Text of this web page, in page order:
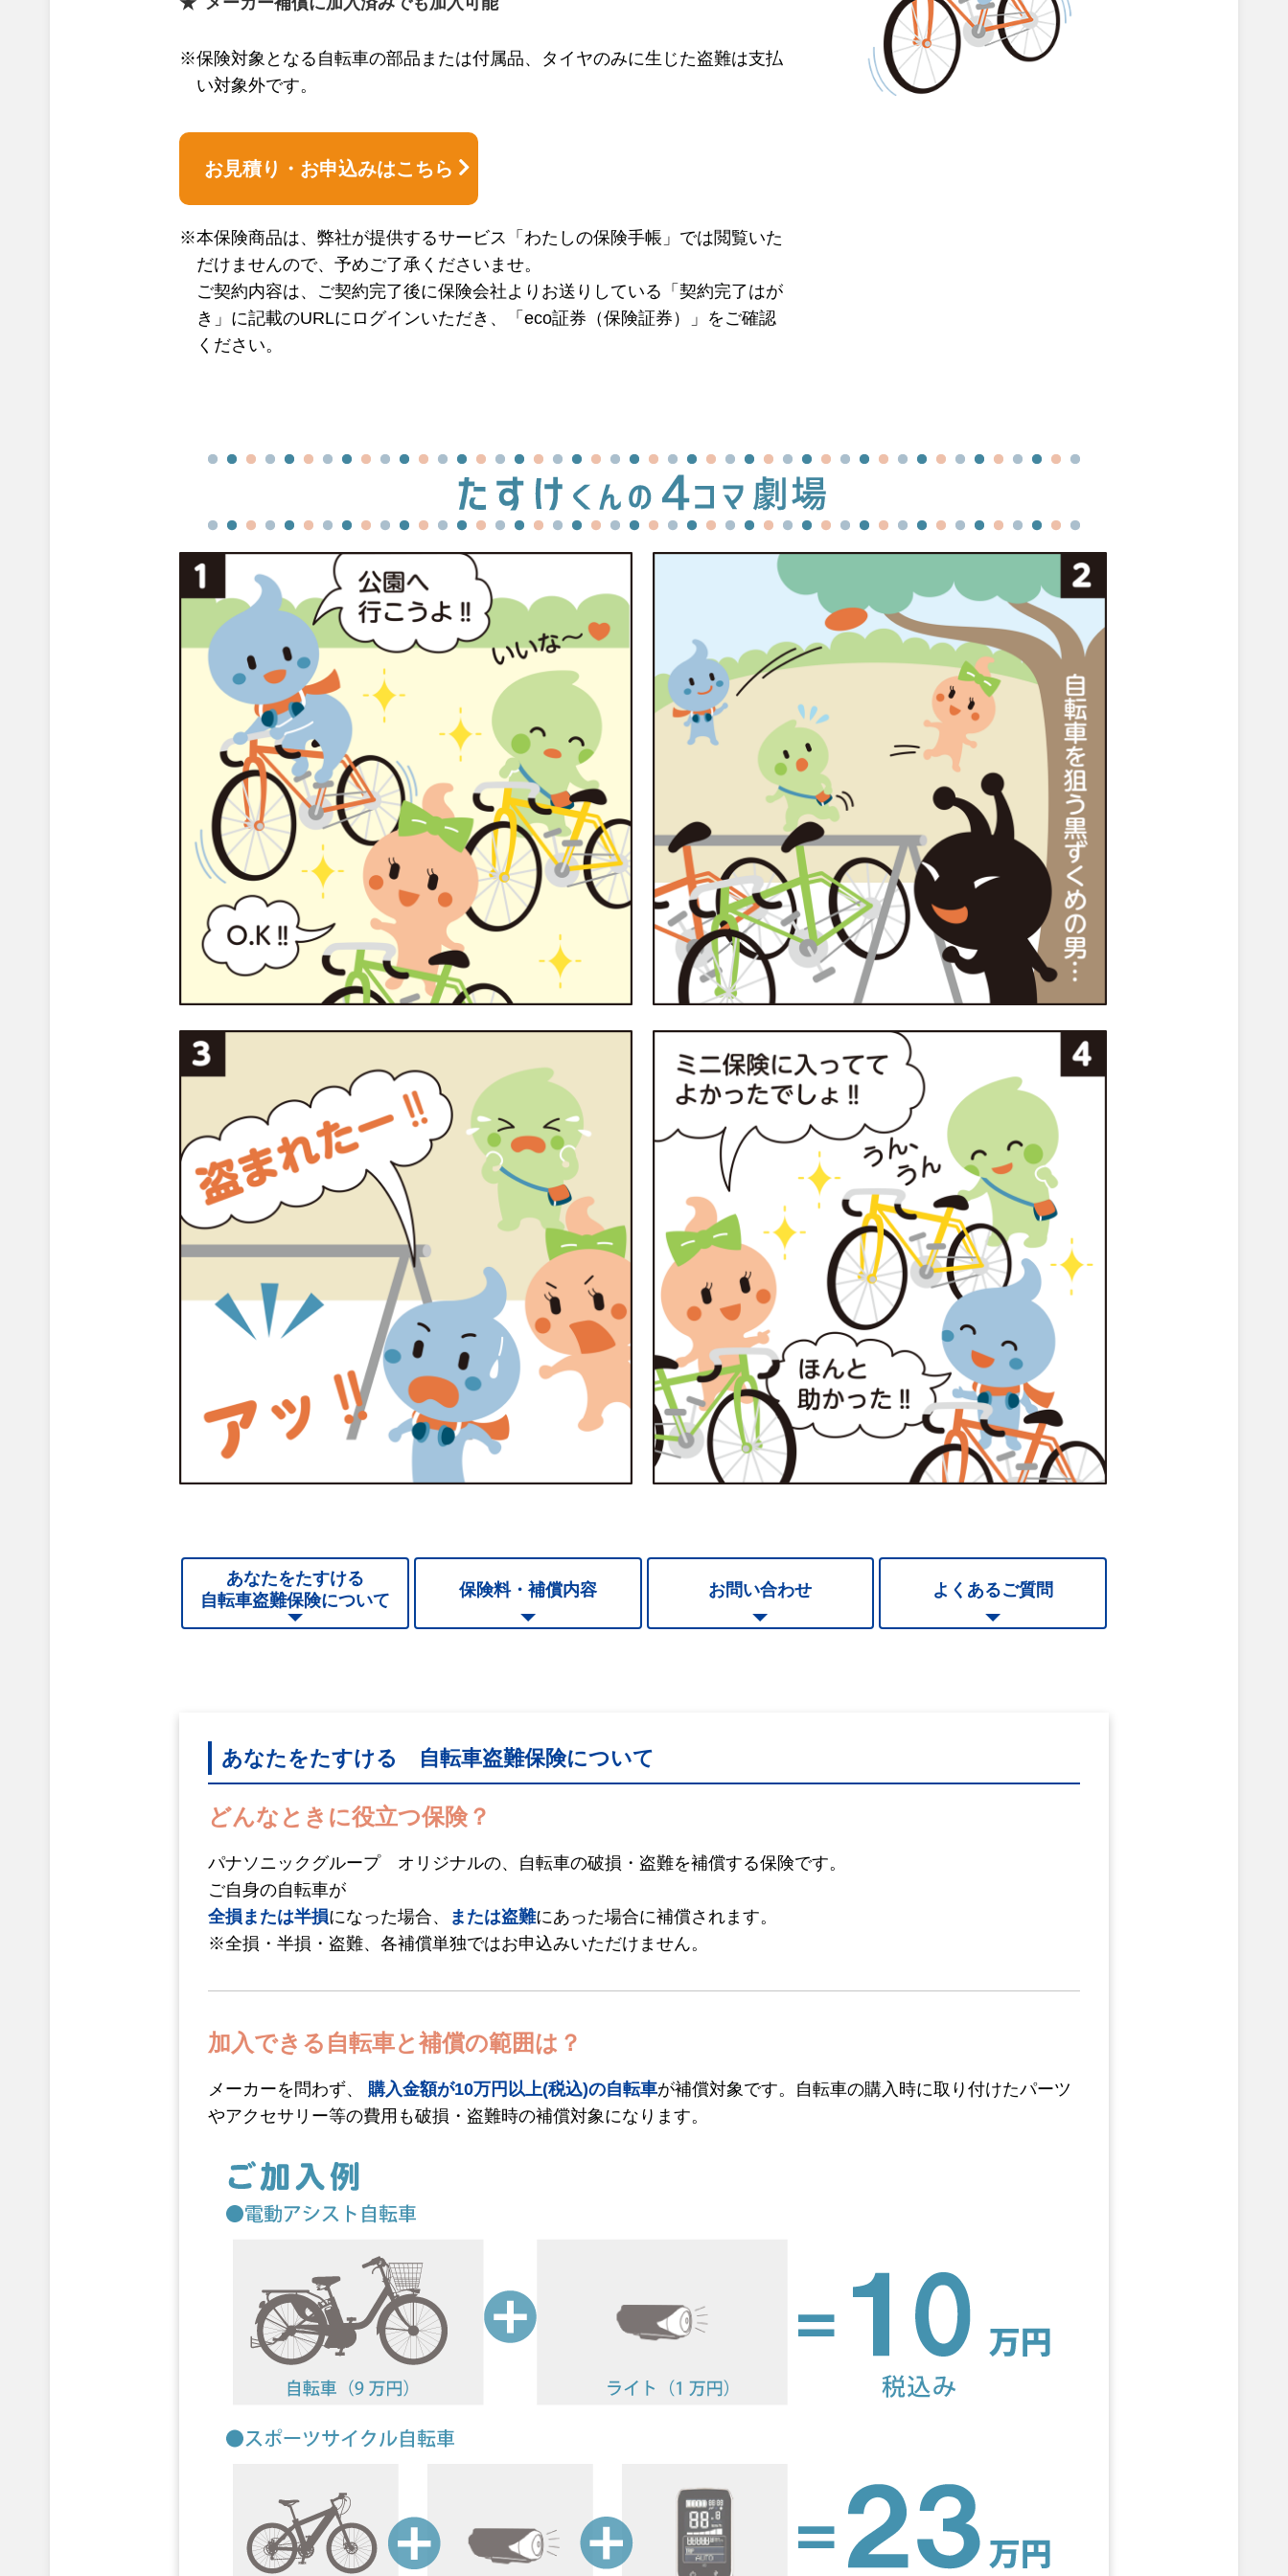
※保険対象となる自転車の部品または付属品、タイヤのみに生じた盗難は支払
い対象外です。
お見積り・お申込みはこちら
※本保険商品は、弊社が提供するサービス「わたしの保険手帳」では閲覧いた
だけませんので、予めご了承くださいませ。
ご契約内容は、ご契約完了後に保険会社よりお送りしている「契約完了はが
き」に記載のURLにログインいただき、「eco証券（保険証券）」をご確認
ください。
あなたをたすける
自転車盗難保険について
保険料・補償内容 お問い合わせ よくあるご質問
あなたをたすける 自転車盗難保険について
どんなときに役立つ保険？
パナソニックグループ オリジナルの、自転車の破損・盗難を補償する保険です。
ご自身の自転車が
全損または半損になった場合、 または盗難にあった場合に補償されます。
※全損・半損・盗難、各補償単独ではお申込みいただけません。
加入できる自転車と補償の範囲は？
メーカーを問わず、 購入金額が10万円以上(税込)の自転車が補償対象です。自転車の購入時に取り付けたパーツ
やアクセサリー等の費用も破損・盗難時の補償対象になります。